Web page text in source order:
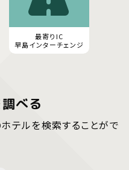
最寄りIC
早島インターチェンジ
べる
テルを検索することがで